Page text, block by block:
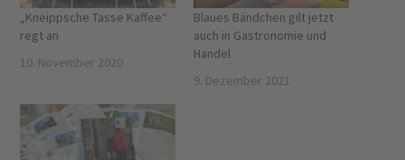
„Kneippsche Tasse Kaffee“
regt an
10. November 2020
Blaues Bändchen gilt jetzt
auch in Gastronomie und
Handel
9. Dezember 2021